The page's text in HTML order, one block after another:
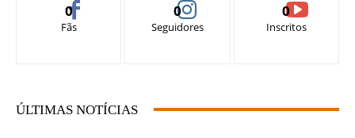
0
Fãs
0
Seguidores
0
Inscritos
ÚLTIMAS NOTÍCIAS